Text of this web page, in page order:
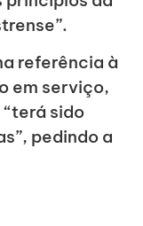
referência à
em serviço,
sido
pedindo a